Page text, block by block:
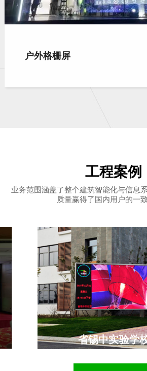
户外格栅屏
工程案例
业务范围涵盖了整个建筑智能化与信息
质量赢得了国内用户的一致
省锡中实验学